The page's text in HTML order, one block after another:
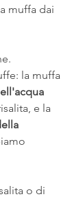
muffa dai
la muffa
e la
o di